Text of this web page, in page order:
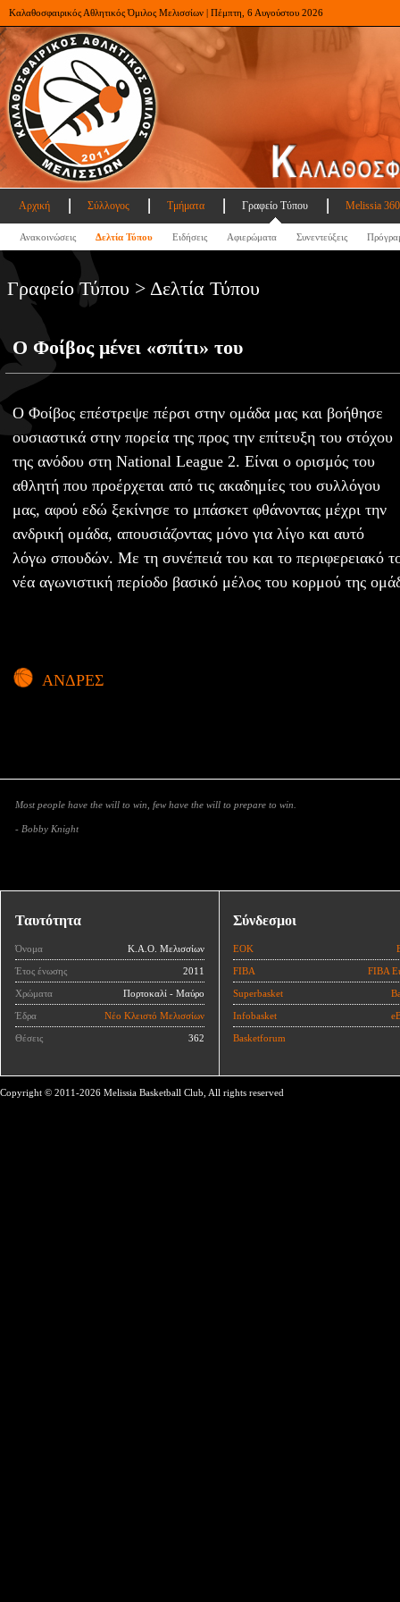
Καλαθοσφαιρικός Αθλητικός Όμιλος Μελισσίων | Πέμπτη, 6 Αυγούστου 2026
Αρχική Σύλλογος Τμήματα Γραφείο Τύπου Melissia
Ανακοινώσεις Δελτία Τύπου Ειδήσεις Αφιερώματα Συνεντεύξεις
Γραφείο Τύπου > Δελτία Τύπου
Ο Φοίβος μένει «σπίτι» του
O Φοίβος επέστρεψε πέρσι στην ομάδα μας και βοήθησε
ουσιαστικά στην πορεία της προς την επίτευξη του στόχου
της ανόδου στη National League 2. Είναι ο ορισμός του
αθλητή που προέρχεται από τις ακαδημίες του συλλόγου
μας, αφού εδώ ξεκίνησε το μπάσκετ φθάνοντας μέχρι την
ανδρική ομάδα, απουσιάζοντας μόνο για λίγο και αυτό
λόγω σπουδών. Με τη συνέπειά του και το περιφερειακό
νέα αγωνιστική περίοδο βασικό μέλος του κορμού της
ΑΝΔΡΕΣ
Most people have the will to win, few have the will to prepare to win.
- Bobby Knight
Ταυτότητα
Όνομα Κ.Α.Ο. Μελισσίων
Έτος ένωσης 2011
Χρώματα Πορτοκαλί - Μαύρο
Έδρα Νέο Κλειστό Μελισσίων
Θέσεις 362
Σύνδεσμοι
ΕΟΚ
FIBA FIBA
Superbasket
Infobasket
Basketforum
Copyright © 2011-2026 Melissia Basketball Club, All rights reserved